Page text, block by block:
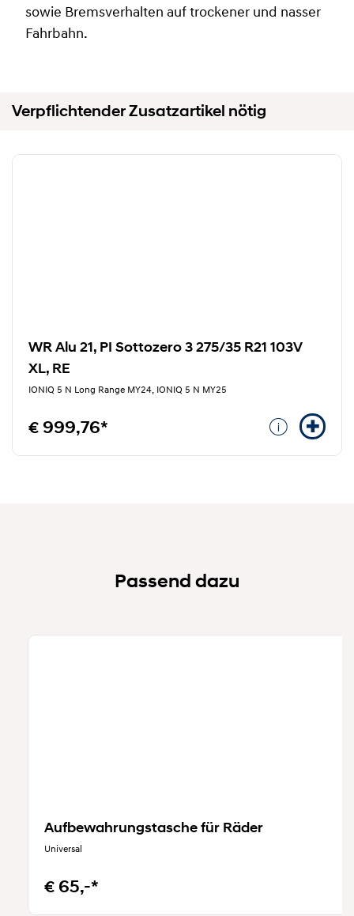
sowie Bremsverhalten auf trockener und nasser
Fahrbahn.
Verpflichtender Zusatzartikel nötig
WR Alu 21, PI Sottozero 3 275/35 R21 103V
XL, RE
IONIQ 5 N Long Range MY24, IONIQ 5 N MY25
€ 999,76*
Passend dazu
Aufbewahrungstasche für Räder
Universal
€ 65,-*